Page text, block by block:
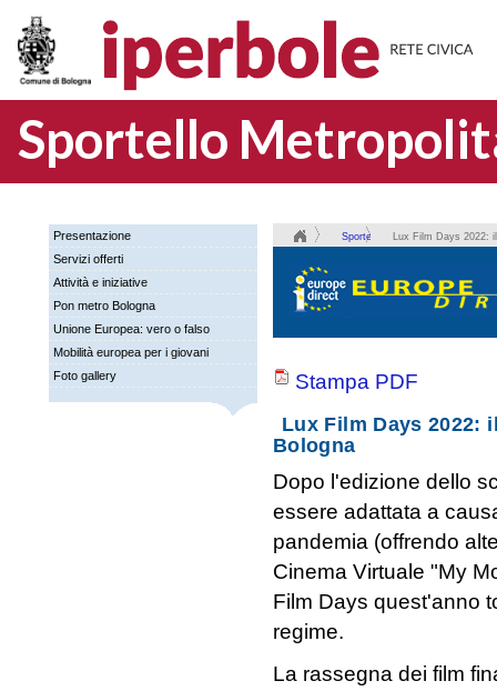
Sportello
Presentazione
Servizi offerti
Attività e iniziative
Pon metro Bologna
Unione Europea: vero o falso
Mobilità europea per i giovani
Foto gallery
Sportello
Europe
Lux Film Days 2022:
Stampa PDF
Lux Film Days 2022:
Bologna
Dopo l'edizione dello
essere adattata a
pandemia (offrendo
Cinema Virtuale "My
Film Days quest'anno
regime.
La rassegna dei film